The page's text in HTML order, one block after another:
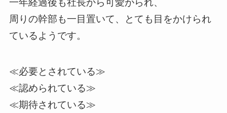
一年経過後も社長から可愛がられ、
周りの幹部も一目置いて、とても目をかけられ
ているようです。
≪必要とされている≫
≪認められている≫
≪期待されている≫